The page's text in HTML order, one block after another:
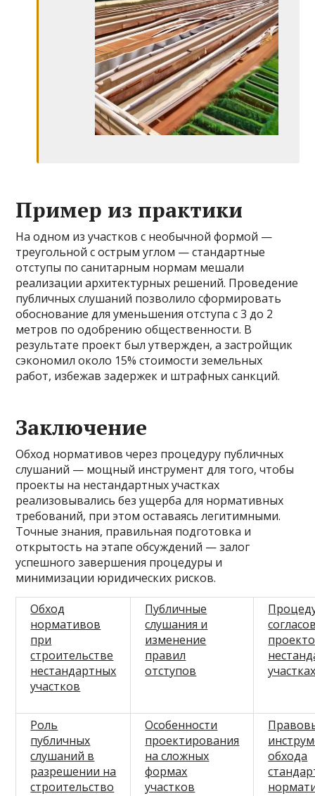
Пример из практики
На одном из участков с необычной формой —
треугольной с острым углом — стандартные
отступы по санитарным нормам мешали
реализации архитектурных решений. Проведение
публичных слушаний позволило сформировать
обоснование для уменьшения отступа с 3 до 2
метров по одобрению общественности. В
результате проект был утвержден, а застройщик
сэкономил около 15% стоимости земельных
работ, избежав задержек и штрафных санкций.
Заключение
Обход нормативов через процедуру публичных
слушаний — мощный инструмент для того, чтобы
проекты на нестандартных участках
реализовывались без ущерба для нормативных
требований, при этом оставаясь легитимными.
Точные знания, правильная подготовка и
открытость на этапе обсуждений — залог
успешного завершения процедуры и
минимизации юридических рисков.
Обход
нормативов
при
строительстве
нестандартных
участков
Публичные
слушания и
изменение
правил
отступов
Роль
публичных
слушаний в
разрешении на
строительство
Особенности
проектирования
на сложных
формах
участков
обхода